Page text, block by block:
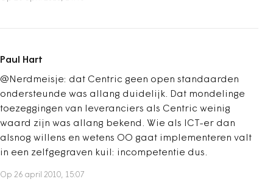
Paul Hart
@Nerdmeisje: dat Centric geen open standaarden
ondersteunde was allang duidelijk. Dat mondelinge
toezeggingen van leveranciers als Centric weinig
waard zijn was allang bekend. Wie als ICT-er dan
alsnog willens en wetens OO gaat implementeren valt
in een zelfgegraven kuil: incompetentie dus.
Op 26 april 2010, 15:07